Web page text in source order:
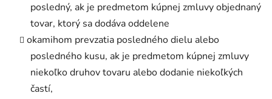
posledný, ak je predmetom kúpnej zmluvy objednaný
tovar, ktorý sa dodáva oddelene
okamihom prevzatia posledného dielu alebo
posledného kusu, ak je predmetom kúpnej zmluvy
niekoľko druhov tovaru alebo dodanie niekoľkých
častí,